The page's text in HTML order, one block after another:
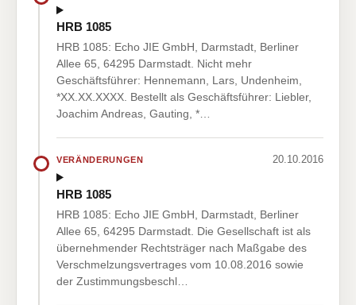
HRB 1085
HRB 1085: Echo JIE GmbH, Darmstadt, Berliner
Allee 65, 64295 Darmstadt. Nicht mehr
Geschäftsführer: Hennemann, Lars, Undenheim,
*XX.XX.XXXX. Bestellt als Geschäftsführer: Liebler,
Joachim Andreas, Gauting, *…
VERÄNDERUNGEN 20.10.2016
HRB 1085
HRB 1085: Echo JIE GmbH, Darmstadt, Berliner
Allee 65, 64295 Darmstadt. Die Gesellschaft ist als
übernehmender Rechtsträger nach Maßgabe des
Verschmelzungsvertrages vom 10.08.2016 sowie
der Zustimmungsbeschl…